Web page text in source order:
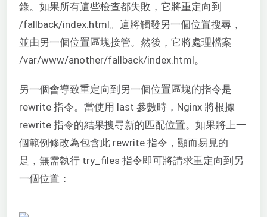
錄。如果所有這些檢查都失敗，它將重定向到
/fallback/index.html。這將觸發另一個位置搜尋，
並由另一個位置區塊接管。然後，它將處理檔案
/var/www/another/fallback/index.html。
另一個會導致重定向到另一個位置區塊的指令是
rewrite 指令。當使用 last 參數時，Nginx 將根據
rewrite 指令的結果搜尋新的匹配位置。如果將上一
個範例修改為包含此 rewrite 指令，顯而易見的
是，無需執行 try_files 指令即可將請求重定向到另
一個位置：